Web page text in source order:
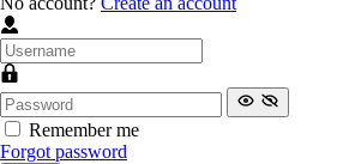
Remember me
Forgot password